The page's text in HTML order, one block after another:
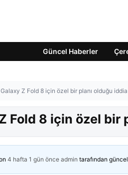
Güncel Haberler
Galaxy Z Fold 8 için özel bir planı olduğu
Fold 8 için özel
4 hafta 1 gün önce admin tarafından